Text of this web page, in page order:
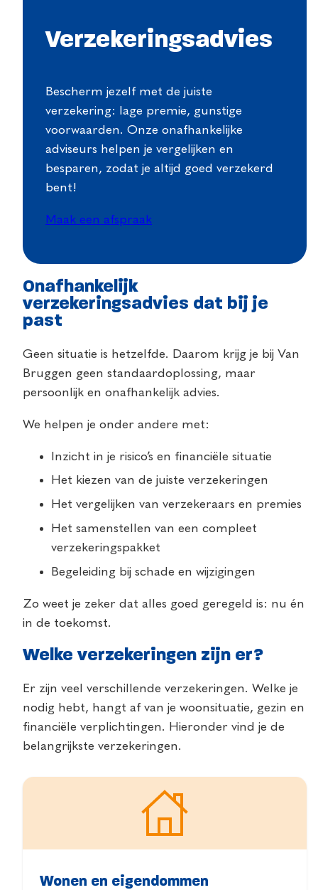
Verzekeringsadvies
Bescherm jezelf met de juiste
verzekering: lage premie, gunstige
voorwaarden. Onze onafhankelijke
adviseurs helpen je vergelijken en
besparen, zodat je altijd goed verzekerd
bent!
Maak een afspraak
Onafhankelijk
verzekeringsadvies dat bij je
past
Geen situatie is hetzelfde. Daarom krijg je bij Van
Bruggen geen standaardoplossing, maar
persoonlijk en onafhankelijk advies.
We helpen je onder andere met:
Inzicht in je risico’s en financiële situatie
Het kiezen van de juiste verzekeringen
Het vergelijken van verzekeraars en premies
Het samenstellen van een compleet
verzekeringspakket
Begeleiding bij schade en wijzigingen
Zo weet je zeker dat alles goed geregeld is: nu én
in de toekomst.
Welke verzekeringen zijn er?
Er zijn veel verschillende verzekeringen. Welke je
nodig hebt, hangt af van je woonsituatie, gezin en
financiële verplichtingen. Hieronder vind je de
belangrijkste verzekeringen.
Wonen en eigendommen